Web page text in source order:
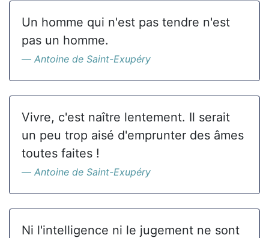
Un homme qui n'est pas tendre n'est
pas un homme.
Antoine de Saint-Exupéry
Vivre, c'est naître lentement. Il serait
un peu trop aisé d'emprunter des âmes
toutes faites !
Antoine de Saint-Exupéry
Ni l'intelligence ni le jugement ne sont